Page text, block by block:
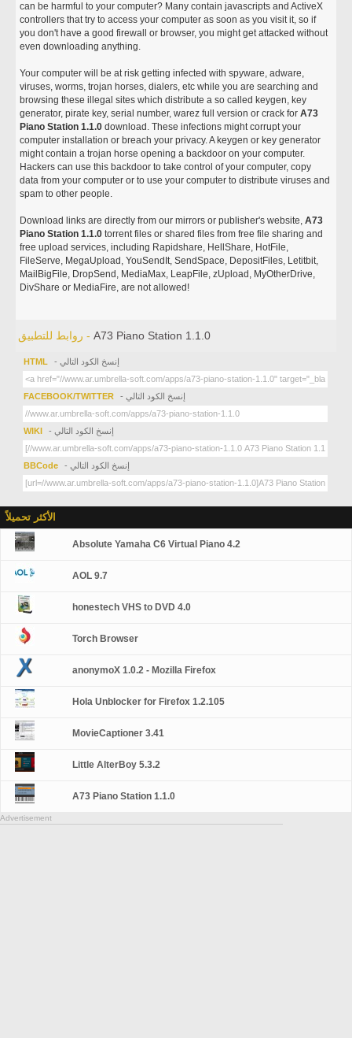
can be harmful to your computer? Many contain javascripts and ActiveX
controllers that try to access your computer as soon as you visit it, so if
you don't have a good firewall or browser, you might get attacked without
even downloading anything.
Your computer will be at risk getting infected with spyware, adware,
viruses, worms, trojan horses, dialers, etc while you are searching and
browsing these illegal sites which distribute a so called keygen, key
generator, pirate key, serial number, warez full version or crack forA73
Piano Station 1.1.0 download. These infections might corrupt your
computer installation or breach your privacy. A keygen or key generator
might contain a trojan horse opening a backdoor on your computer.
Hackers can use this backdoor to take control of your computer, copy
data from your computer or to use your computer to distribute viruses and
spam to other people.
Download links are directly from our mirrors or publisher's website,A73
Piano Station 1.1.0 torrent files or shared files from free file sharing and
free upload services, including Rapidshare, HellShare, HotFile,
FileServe, MegaUpload, YouSendIt, SendSpace, DepositFiles, Letitbit,
MailBigFile, DropSend, MediaMax, LeapFile, zUpload, MyOtherDrive,
DivShare or MediaFire, are not allowed!
روابط للتطبيق -A73 Piano Station 1.1.0
HTML - إنسخ الكود التالي
FACEBOOK/TWITTER - إنسخ الكود التالي
WIKI - إنسخ الكود التالي
BBCode - إنسخ الكود التالي
الأكثر تحميلاً
Absolute Yamaha C6 Virtual Piano 4.2
AOL 9.7
honestech VHS to DVD 4.0
Torch Browser
anonymoX 1.0.2 - Mozilla Firefox
Hola Unblocker for Firefox 1.2.105
MovieCaptioner 3.41
Little AlterBoy 5.3.2
A73 Piano Station 1.1.0
Advertisement